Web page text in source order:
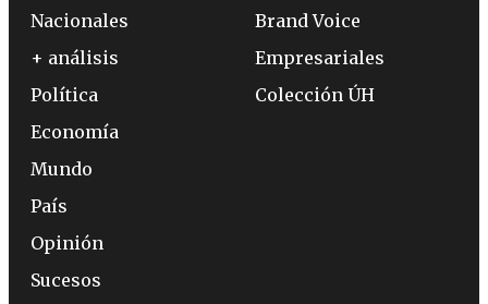
Nacionales
+ análisis
Política
Economía
Mundo
País
Opinión
Sucesos
Brand Voice
Empresariales
Colección ÚH